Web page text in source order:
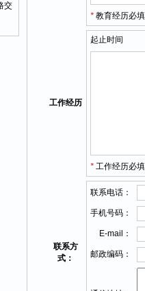
* 教育经历必
工作经历
起止时间
* 工作经历必
联系方
式：
联系电话：
手机号码：
E-mail：
邮政编码：
交